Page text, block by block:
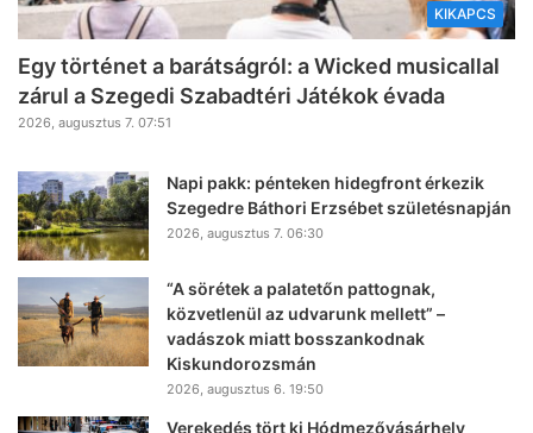
KIKAPCS
Egy történet a barátságról: a Wicked musicallal
zárul a Szegedi Szabadtéri Játékok évada
2026, augusztus 7. 07:51
Napi pakk: pénteken hidegfront érkezik
Szegedre Báthori Erzsébet születésnapján
2026, augusztus 7. 06:30
“A sörétek a palatetőn pattognak,
közvetlenül az udvarunk mellett” –
vadászok miatt bosszankodnak
Kiskundorozsmán
2026, augusztus 6. 19:50
Verekedés tört ki Hódmezővásárhely